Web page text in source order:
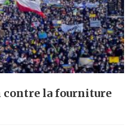
la fourniture